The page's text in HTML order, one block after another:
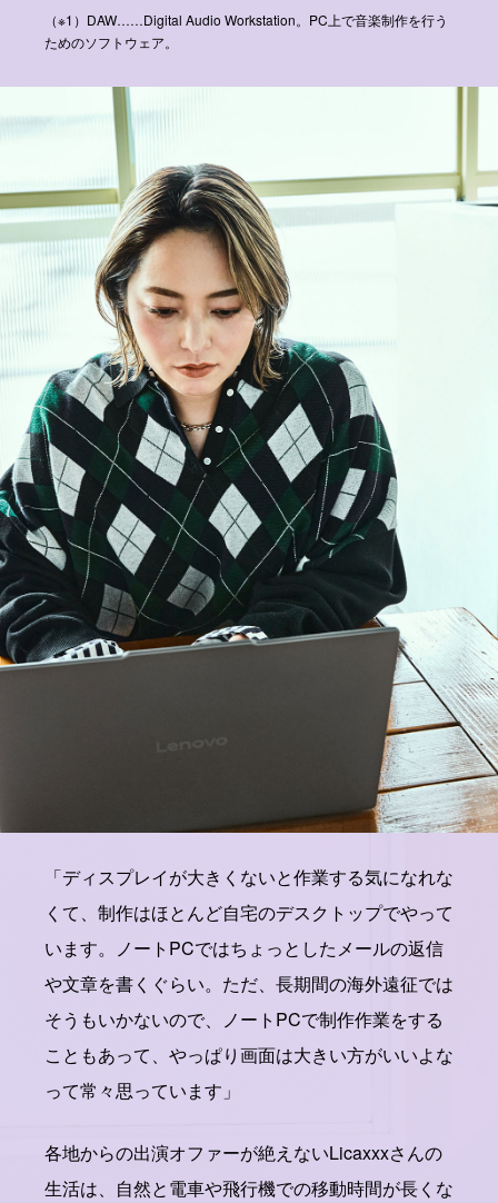
（※1）DAW……Digital Audio Workstation。PC上で音楽制作を行う
ためのソフトウェア。
「ディスプレイが大きくないと作業する気になれな
くて、制作はほとんど自宅のデスクトップでやって
います。ノートPCではちょっとしたメールの返信
や文章を書くぐらい。ただ、長期間の海外遠征では
そうもいかないので、ノートPCで制作作業をする
こともあって、やっぱり画面は大きい方がいいよな
って常々思っています」
各地からの出演オファーが絶えないLicaxxxさんの
生活は、自然と電車や飛行機での移動時間が長くな